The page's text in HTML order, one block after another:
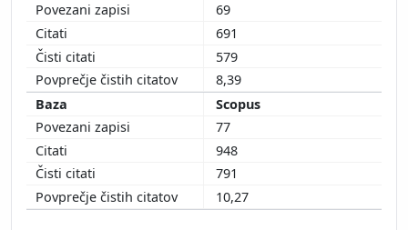
69
691
579
8,39
Scopus
77
948
791
10,27